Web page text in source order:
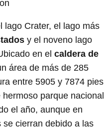
lago Crater, el lago más
y el noveno lago
en el caldera de
área de más de 285
entre 5905 y 7874 pies
parque nacional
el año, aunque en
cierran debido a las